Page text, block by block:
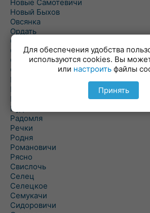
Новые Самотевичи
Новый Быхов
Овсянка
Ордать
Ореховка
Осиновка
Осиповичи
Осово
Павловичи
Паршино
Петуховка
Пудовня
Радомля
Речки
Родня
Романовичи
Рясно
Свислочь
Селец
Селецкое
Семукачи
Сидоровичи
Для обеспечения удобства
используются cookies. Вы
или настроить файлы
Принять